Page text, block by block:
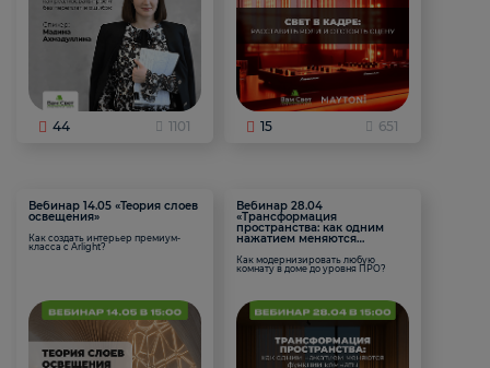
44 1101 15 651
Вебинар 14.05 «Теория слоев
освещения»
Как создать интерьер премиум-
класса с Arlight?
Вебинар 28.04
«Трансформация
пространства: как одним
нажатием меняются
Как модернизировать любую
комнату в доме до уровня ПРО?